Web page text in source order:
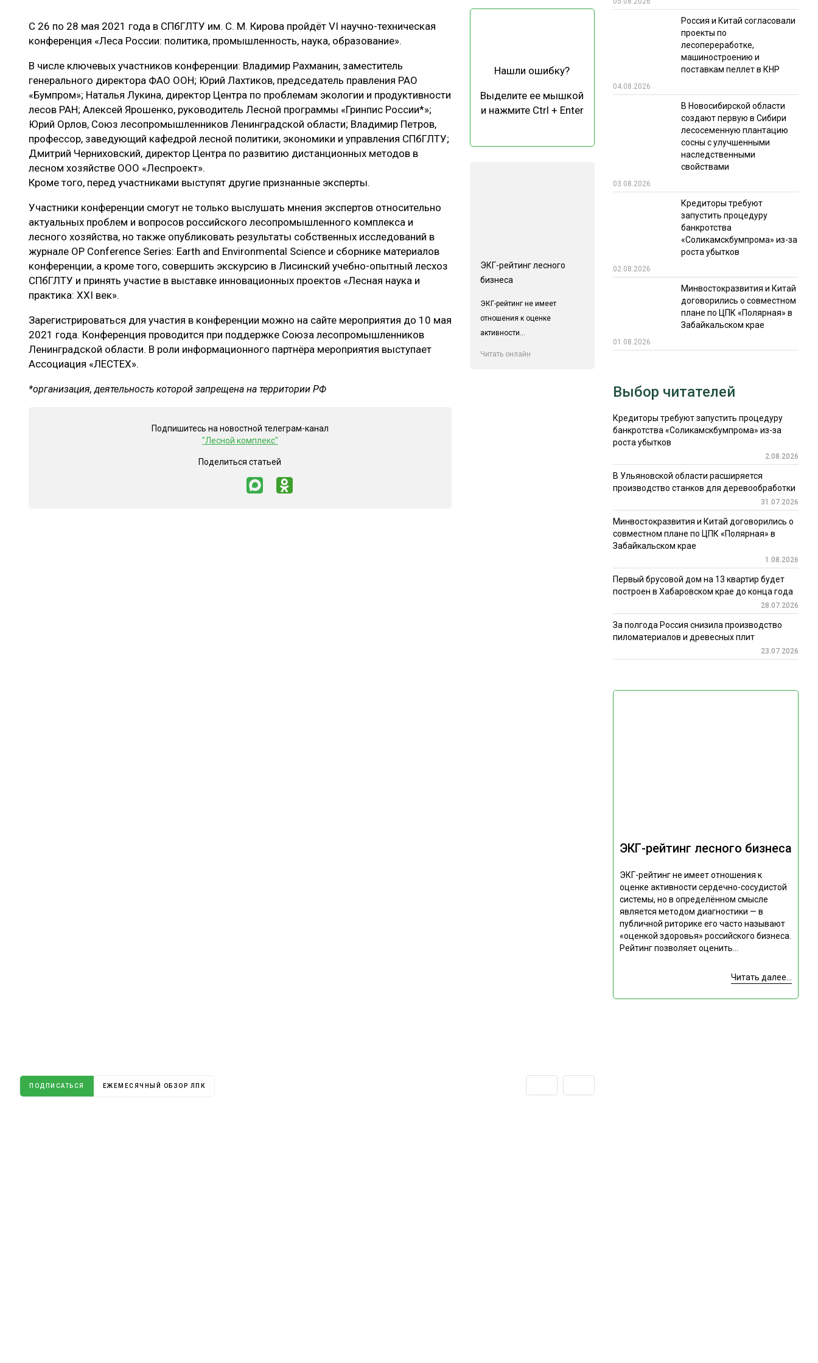
ЛОГИСТИКА МЕБЕЛЬНОЕ ПРОИЗВОДСТВО ТЕХНОЛОГИИ
ЭКСПЕРТНОЕ МНЕНИЕ
КАЛЕНДАРЬ ВЫСТАВОК ИТОГИ МЕРОПРИЯТИЙ
С 26 по 28 мая 2021 года в СПбГЛТУ им. С. М. Кирова пройдёт VI научно-техническая
конференция «Леса России: политика, промышленность, наука, образование».
В числе ключевых участников конференции: Владимир Рахманин, заместитель
генерального директора ФАО ООН; Юрий Лахтиков, председатель правления РАО
«Бумпром»; Наталья Лукина, директор Центра по проблемам экологии и продуктивности
лесов РАН; Алексей Ярошенко, руководитель Лесной программы «Гринпис России*»;
Юрий Орлов, Союз лесопромышленников Ленинградской области; Владимир Петров,
профессор, заведующий кафедрой лесной политики, экономики и управления СПбГЛТУ;
Дмитрий Черниховский, директор Центра по развитию дистанционных методов в
лесном хозяйстве ООО «Леспроект».
Кроме того, перед участниками выступят другие признанные эксперты.
Участники конференции смогут не только выслушать мнения экспертов относительно
актуальных проблем и вопросов российского лесопромышленного комплекса и
лесного хозяйства, но также опубликовать результаты собственных исследований в
журнале OP Conference Series: Earth and Environmental Science и сборнике материалов
конференции, а кроме того, совершить экскурсию в Лисинский учебно-опытный лесхоз
СПбГЛТУ и принять участие в выставке инновационных проектов «Лесная наука и
практика: XXI век».
Зарегистрироваться для участия в конференции можно на сайте мероприятия до 10 мая
2021 года. Конференция проводится при поддержке Союза лесопромышленников
Ленинградской области. В роли информационного партнёра мероприятия выступает
Ассоциация «ЛЕСТЕХ».
*организация, деятельность которой запрещена на территории РФ
Подпишитесь на новостной телеграм-канал
"Лесной комплекс"
Поделиться статьей
Нашли ошибку?
Выделите ее мышкой
и нажмите Ctrl + Enter
ЭКГ-рейтинг лесного
бизнеса
ЭКГ-рейтинг не имеет
отношения к оценке
активности...
Читать онлайн
Россия и Китай согласовали
проекты по
лесопереработке,
машиностроению и
поставкам пеллет в КНР
04.08.2026
В Новосибирской области
создают первую в Сибири
лесосеменную плантацию
сосны с улучшенными
наследственными
свойствами
03.08.2026
Кредиторы требуют
запустить процедуру
банкротства
«Соликамскбумпрома» из-за
роста убытков
02.08.2026
Минвостокразвития и Китай
договорились о совместном
плане по ЦПК «Полярная» в
Забайкальском крае
01.08.2026
ЭКГ-рейтинг лесного бизнеса
ЭКГ-рейтинг не имеет отношения к
оценке активности сердечно-сосудистой
системы, но в определённом смысле
является методом диагностики — в
публичной риторике его часто называют
«оценкой здоровья» российского бизнеса.
Рейтинг позволяет оценить...
Читать далее...
ПОДПИСАТЬСЯ ЕЖЕМЕСЯЧНЫЙ ОБЗОР ЛПК
Выбор читателей
Кредиторы требуют запустить процедуру
банкротства «Соликамскбумпрома» из-за
роста убытков
2.08.2026
В Ульяновской области расширяется
производство станков для деревообработки
31.07.2026
Минвостокразвития и Китай договорились о
совместном плане по ЦПК «Полярная» в
Забайкальском крае
1.08.2026
Первый брусовой дом на 13 квартир будет
построен в Хабаровском крае до конца года
28.07.2026
За полгода Россия снизила производство
пиломатериалов и древесных плит
23.07.2026